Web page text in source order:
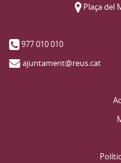
Plaça del
977 010 010
ajuntament@reus.cat